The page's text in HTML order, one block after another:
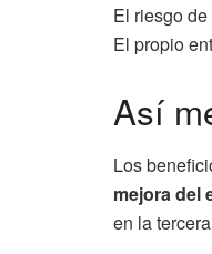
El riesgo
El propio
Así
Los
mejora del
en la